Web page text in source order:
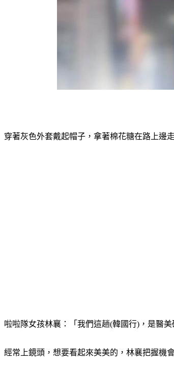
穿著灰色外套戴起帽子，拿著棉花糖在路上邊
啦啦隊女孩林襄：「我們這趟(韓國行)，是醫美
經常上鏡頭，想要看起來美美的，林襄把握機